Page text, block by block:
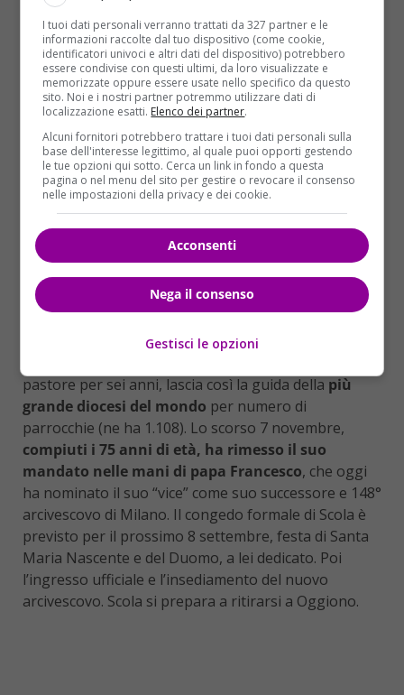
dal 1963 al 1979). Delpini ha una laurea in lettere
conseguita all’Università Cattolica, mentre ha
ottenuto la licenza in teologia e poi il diploma in
Scienze patristiche all’IstitutoPatristico
Augustinianum di Roma.Per 20 anni ha insegnato
nel seminario diVenegonogreco e patrologia. Nel
1998 ha pubblicato un libro intitolato “Reverendo
che maniere! Piccolo Galateo Pastorale”, con
appunti “affettuosi e scanzonati” nei quali invitava a
liberarsi “dalle zavorre di un certo clericalismo e
dell’efficientismo manageriale”. Ha appena
ripubblicato il suo libro“E la farfalla volò”
(Ancora
per bambini.
pastore per sei anni, lascia così la guida della più
grande diocesi del mondo per numero di
parrocchie (ne ha 1.108). Lo scorso 7 novembre,
compiuti i 75 anni di età, ha rimesso il suo
mandato nelle mani di papa Francesco, che oggi
ha nominato il suo “vice” come suo successore e 148°
arcivescovo di Milano. Il congedo formale di Scola è
previsto per il prossimo 8 settembre, festa di Santa
Maria Nascente e del Duomo, a lei dedicato. Poi
l’ingresso ufficiale e l’insediamento del nuovo
arcivescovo. Scola si prepara a ritirarsi a Oggiono.
I tuoi dati personali verranno trattati da 327 partner e le
informazioni raccolte dal tuo dispositivo (come cookie,
identificatori univoci e altri dati del dispositivo) potrebbero
essere condivise con questi ultimi, da loro visualizzate e
memorizzate oppure essere usate nello specifico da questo
sito. Noi e i nostri partner potremmo utilizzare dati di
localizzazione esatti. Elenco dei partner.
Alcuni fornitori potrebbero trattare i tuoi dati personali sulla
base dell'interesse legittimo, al quale puoi opporti gestendo
le tue opzioni qui sotto. Cerca un link in fondo a questa
pagina o nel menu del sito per gestire o revocare il consenso
nelle impostazioni della privacy e dei cookie.
Acconsenti
Nega il consenso
Gestisci le opzioni